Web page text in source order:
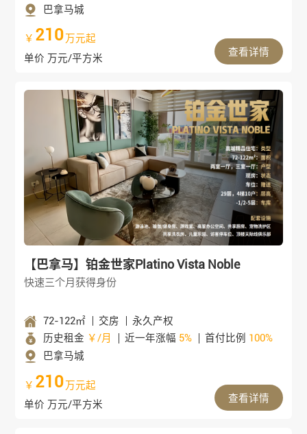
巴拿马城
￥ 210万元起
单价 万元/平方米
查看详情
【巴拿马】铂金世家Platino Vista Noble
快速三个月获得身份
72-122㎡ 交房
永久产权
历史租金 ￥/月 近一年涨幅 5% 首付比例 100%
巴拿马城
￥ 210万元起
单价 万元/平方米
查看详情